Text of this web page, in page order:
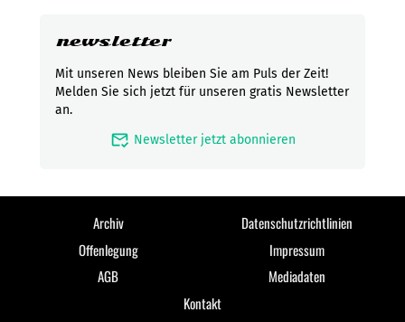
newsletter
Mit unseren News bleiben Sie am Puls der Zeit!
Melden Sie sich jetzt für unseren gratis Newsletter
an.
mark_email_read Newsletter jetzt abonnieren
Archiv
Datenschutzrichtlinien
Offenlegung
Impressum
AGB
Mediadaten
Kontakt